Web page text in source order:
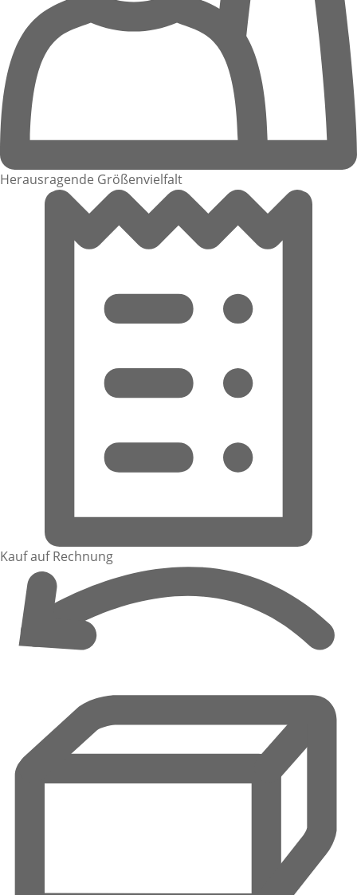
Herausragende Größenvielfalt
Kauf auf Rechnung